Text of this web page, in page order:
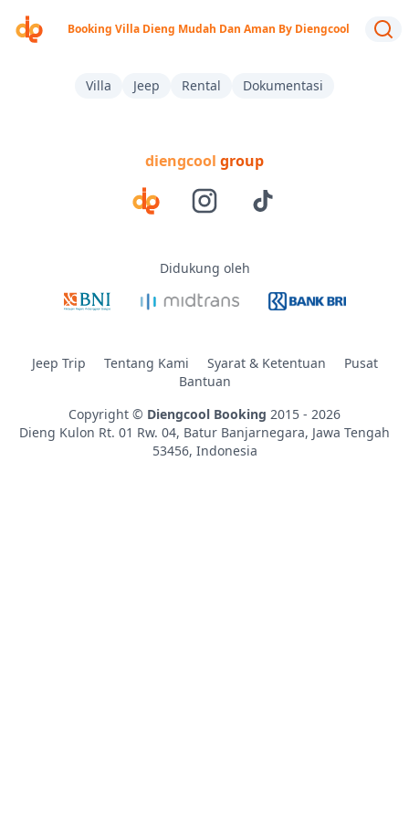
Booking Villa Dieng Mudah Dan Aman By Diengcool
Villa Jeep Rental Dokumentasi
diengcool group
Didukung oleh
Jeep Trip Tentang Kami Syarat & Ketentuan
Pusat
Bantuan
Copyright © Diengcool Booking 2015 - 2026
Dieng Kulon Rt. 01 Rw. 04, Batur Banjarnegara, Jawa Tengah
53456, Indonesia